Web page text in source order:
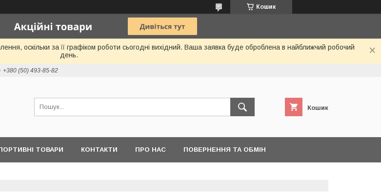
Кошик
оскільки за її графіком роботи сьогодні вихідний. Ваша заявка буде оброблена в найближчий робочий
день.
+380 (50) 493-85-82
Кошик
ТОВАРИ КОНТАКТИ ПРО НАС ПОВЕРНЕННЯ ТА ОБМІН